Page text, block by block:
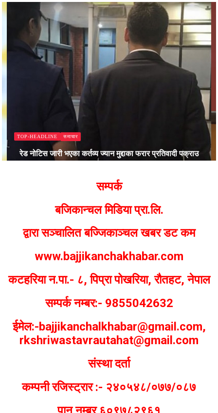
TOP-HEADLINE समाचार
रेड नोटिस जारी भएका कर्तव्य ज्यान मुद्दाका फरार प्रतिवादी पक्राउ
सम्पर्क
बजिकान्चल मिडिया प्रा.लि.
द्वारा सञ्चालित बज्जिकाञ्चल खबर डट कम
www.bajjikanchakhabar.com
कटहरिया न.पा.- ८, पिप्रा पोखरिया, रौतहट, नेपाल
सम्पर्क नम्बर:- 9855042632
ईमेल:-bajjikanchalkhabar@gmail.com,
rkshriwastavrautahat@gmail.com
संस्था दर्ता
कम्पनी रजिस्ट्रार :- २४०५४८/०७७/०८७